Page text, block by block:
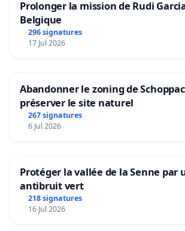
Prolonger la mission de Rudi
Belgique
296 signatures
17 Jul 2026
Abandonner le zoning de
préserver le site naturel
267 signatures
6 Jul 2026
Protéger la vallée de la Senne par
antibruit vert
218 signatures
16 Jul 2026